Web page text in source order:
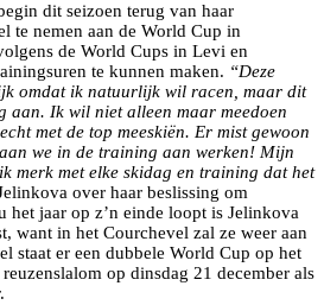
dit seizoen terug van haar
te nemen aan de World Cup in
de World Cups in Levi en
te kunnen maken. “Deze
omdat ik natuurlijk wil racen, maar dit
aan. Ik wil niet alleen maar meedoen
met de top meeskiën. Er mist gewoon
we in de training aan werken! Mijn
merk met elke skidag en training dat het
over haar beslissing om
jaar op z’n einde loopt is Jelinkova
want in het Courchevel zal ze weer aan
staat er een dubbele World Cup op het
op dinsdag 21 december als